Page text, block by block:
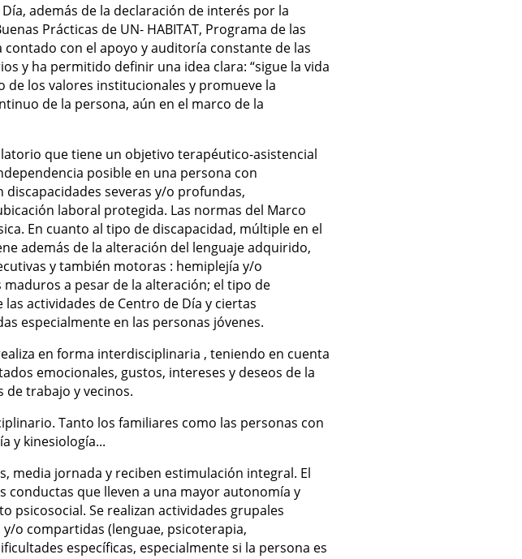
además de la declaración de interés por la
Prácticas de UN- HABITAT, Programa de las
con el apoyo y auditoría constante de las
y ha permitido definir una idea clara: “sigue la vida
de los valores institucionales y promueve la
de la persona, aún en el marco de la
que tiene un objetivo terapéutico-asistencial
posible en una persona con
discapacidades severas y/o profundas,
laboral protegida. Las normas del Marco
En cuanto al tipo de discapacidad, múltiple en el
además de la alteración del lenguaje adquirido,
y también motoras : hemiplejía y/o
a pesar de la alteración; el tipo de
actividades de Centro de Día y ciertas
especialmente en las personas jóvenes.
en forma interdisciplinaria , teniendo en cuenta
emocionales, gustos, intereses y deseos de la
trabajo y vecinos.
Tanto los familiares como las personas con
y kinesiología...
media jornada y reciben estimulación integral. El
que lleven a una mayor autonomía y
psicosocial. Se realizanactividades grupales
o compartidas (lenguae, psicoterapia,
específicas, especialmente si la persona es